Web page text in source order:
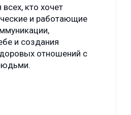
кто хочет
и работающие
и создания
отношений с